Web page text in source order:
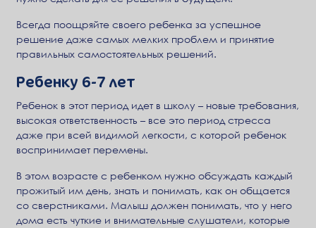
Всегда поощряйте своего ребенка за успешное
решение даже самых мелких проблем и принятие
правильных самостоятельных решений.
Ребенку 6-7 лет
Ребенок в этот период идет в школу – новые требования,
высокая ответственность – все это период стресса
даже при всей видимой легкости, с которой ребенок
воспринимает перемены.
В этом возрасте с ребенком нужно обсуждать каждый
прожитый им день, знать и понимать, как он общается
со сверстниками. Малыш должен понимать, что у него
дома есть чуткие и внимательные слушатели, которые